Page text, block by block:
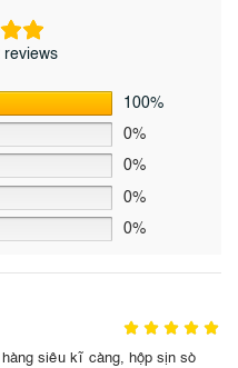
reviews
100%
0%
0%
0%
0%
hàng siêu kĩ càng, hộp sịn sò